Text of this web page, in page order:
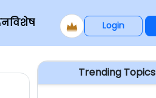
Login
Trending Topics